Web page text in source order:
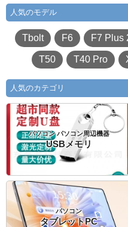
人気のモデル
Tbolt F6 F7 Plus
T50 T40 Pro
人気のカテゴリ
パソコン パソコン周辺機器
USBメモリ
パソコン
タブレットPC